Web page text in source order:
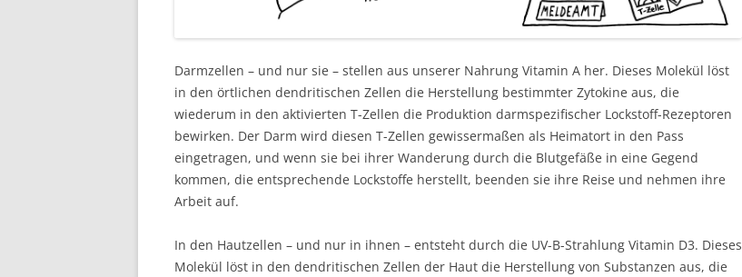
Darmzellen – und nur sie – stellen aus unserer Nahrung Vitamin A her. Dieses Molekül löst
in den örtlichen dendritischen Zellen die Herstellung bestimmter Zytokine aus, die
wiederum in den aktivierten T-Zellen die Produktion darmspezifischer Lockstoff-Rezeptoren
bewirken. Der Darm wird diesen T-Zellen gewissermaßen als Heimatort in den Pass
eingetragen, und wenn sie bei ihrer Wanderung durch die Blutgefäße in eine Gegend
kommen, die entsprechende Lockstoffe herstellt, beenden sie ihre Reise und nehmen ihre
Arbeit auf.
In den Hautzellen – und nur in ihnen – entsteht durch die UV-B-Strahlung Vitamin D3. Dieses
Molekül löst in den dendritischen Zellen der Haut die Herstellung von Substanzen aus, die